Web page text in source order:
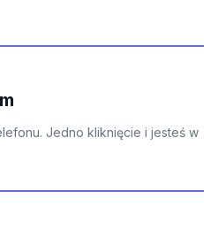
Jedno kliknięcie i jesteś w